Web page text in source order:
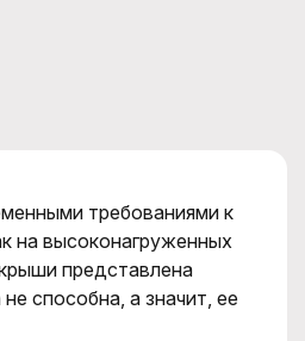
требованиями к
на высоконагруженных
представлена
способна, а значит, ее